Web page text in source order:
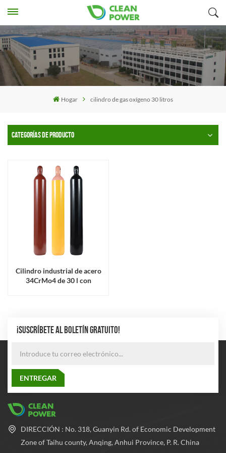
Hogar cilindro de gas oxígeno 30 litros
CATEGORÍAS DE PRODUCTO
Cilindro industrial de acero
34CrMo4 de 30 l con
¡SUSCRÍBETE AL BOLETÍN GRATUITO!
DIRECCIÓN : No. 318, Guanyin Rd. of Economic Development
Zone of Taihu county, Anqing, Anhui Province, P. R. China